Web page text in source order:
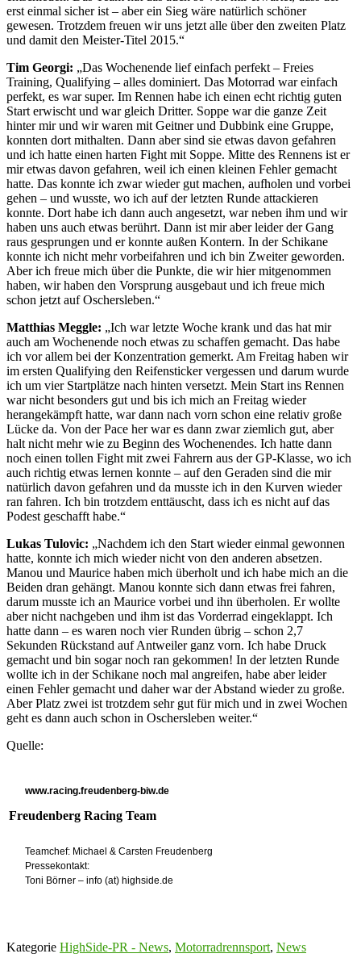
erst einmal sicher ist – aber ein Sieg wäre natürlich schöner
gewesen. Trotzdem freuen wir uns jetzt alle über den zweiten Platz
und damit den Meister-Titel 2015.“
Tim Georgi: „Das Wochenende lief einfach perfekt – Freies
Training, Qualifying – alles dominiert. Das Motorrad war einfach
perfekt, es war super. Im Rennen habe ich einen echt richtig guten
Start erwischt und war gleich Dritter. Soppe war die ganze Zeit
hinter mir und wir waren mit Geitner und Dubbink eine Gruppe,
konnten dort mithalten. Dann aber sind sie etwas davon gefahren
und ich hatte einen harten Fight mit Soppe. Mitte des Rennens ist er
mir etwas davon gefahren, weil ich einen kleinen Fehler gemacht
hatte. Das konnte ich zwar wieder gut machen, aufholen und vorbei
gehen – und wusste, wo ich auf der letzten Runde attackieren
konnte. Dort habe ich dann auch angesetzt, war neben ihm und wir
haben uns auch etwas berührt. Dann ist mir aber leider der Gang
raus gesprungen und er konnte außen Kontern. In der Schikane
konnte ich nicht mehr vorbeifahren und ich bin Zweiter geworden.
Aber ich freue mich über die Punkte, die wir hier mitgenommen
haben, wir haben den Vorsprung ausgebaut und ich freue mich
schon jetzt auf Oschersleben.“
Matthias Meggle: „Ich war letzte Woche krank und das hat mir
auch am Wochenende noch etwas zu schaffen gemacht. Das habe
ich vor allem bei der Konzentration gemerkt. Am Freitag haben wir
im ersten Qualifying den Reifensticker vergessen und darum wurde
ich um vier Startplätze nach hinten versetzt. Mein Start ins Rennen
war nicht besonders gut und bis ich mich an Freitag wieder
herangekämpft hatte, war dann nach vorn schon eine relativ große
Lücke da. Von der Pace her war es dann zwar ziemlich gut, aber
halt nicht mehr wie zu Beginn des Wochenendes. Ich hatte dann
noch einen tollen Fight mit zwei Fahrern aus der GP-Klasse, wo ich
auch richtig etwas lernen konnte – auf den Geraden sind die mir
natürlich davon gefahren und da musste ich in den Kurven wieder
ran fahren. Ich bin trotzdem enttäuscht, dass ich es nicht auf das
Podest geschafft habe.“
Lukas Tulovic: „Nachdem ich den Start wieder einmal gewonnen
hatte, konnte ich mich wieder nicht von den anderen absetzen.
Manou und Maurice haben mich überholt und ich habe mich an die
Beiden dran gehängt. Manou konnte sich dann etwas frei fahren,
darum musste ich an Maurice vorbei und ihn überholen. Er wollte
aber nicht nachgeben und ihm ist das Vorderrad eingeklappt. Ich
hatte dann – es waren noch vier Runden übrig – schon 2,7
Sekunden Rückstand auf Antweiler ganz vorn. Ich habe Druck
gemacht und bin sogar noch ran gekommen! In der letzten Runde
wollte ich in der Schikane noch mal angreifen, habe aber leider
einen Fehler gemacht und daher war der Abstand wieder zu große.
Aber Platz zwei ist trotzdem sehr gut für mich und in zwei Wochen
geht es dann auch schon in Oschersleben weiter.“
Quelle:
www.racing.freudenberg-biw.de
Freudenberg Racing Team
Teamchef: Michael & Carsten Freudenberg
Pressekontakt:
Toni Börner – info (at) highside.de
Kategorie HighSide-PR - News, Motorradrennsport, News